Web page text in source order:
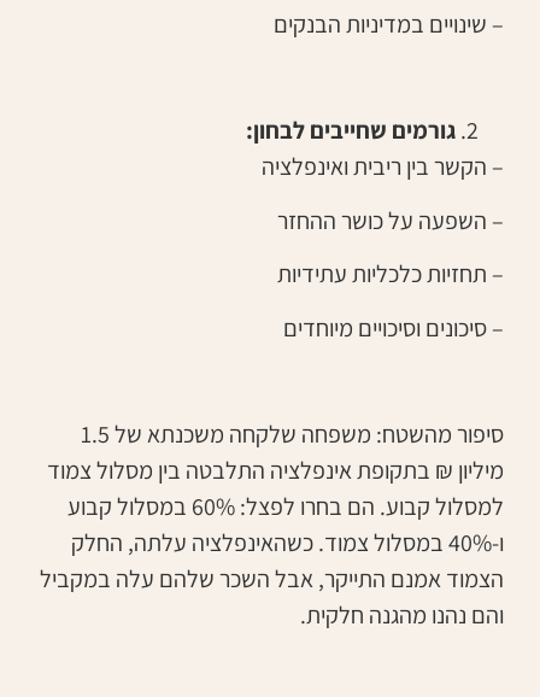
– שינויים במדיניות הבנקים
גורמים שחייבים לבחון:
– הקשר בין ריבית ואינפלציה
– השפעה על כושר ההחזר
– תחזיות כלכליות עתידיות
– סיכונים וסיכויים מיוחדים
סיפור מהשטח: משפחה שלקחה משכנתא של 1.5
מיליון ₪ בתקופת אינפלציה התלבטה בין מסלול צמוד
למסלול קבוע. הם בחרו לפצל: 60% במסלול קבוע
ו-40% במסלול צמוד. כשהאינפלציה עלתה, החלק
הצמוד אמנם התייקר, אבל השכר שלהם עלה במקביל
והם נהנו מהגנה חלקית.